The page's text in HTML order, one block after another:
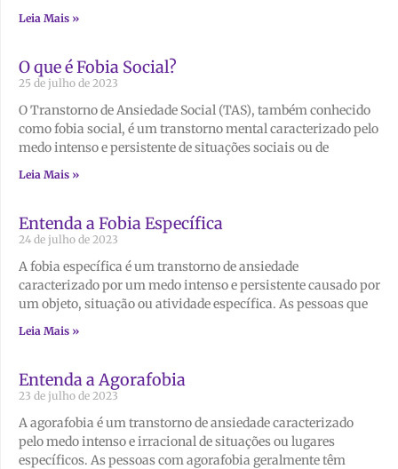
Leia Mais »
O que é Fobia Social?
25 de julho de 2023
O Transtorno de Ansiedade Social (TAS), também conhecido
como fobia social, é um transtorno mental caracterizado pelo
medo intenso e persistente de situações sociais ou de
Leia Mais »
Entenda a Fobia Específica
24 de julho de 2023
A fobia específica é um transtorno de ansiedade
caracterizado por um medo intenso e persistente causado por
um objeto, situação ou atividade específica. As pessoas que
Leia Mais »
Entenda a Agorafobia
23 de julho de 2023
A agorafobia é um transtorno de ansiedade caracterizado
pelo medo intenso e irracional de situações ou lugares
específicos. As pessoas com agorafobia geralmente têm